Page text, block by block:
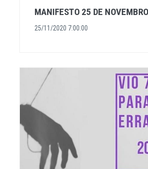
MANIFESTO 25 DE
25/11/2020 7:00:00